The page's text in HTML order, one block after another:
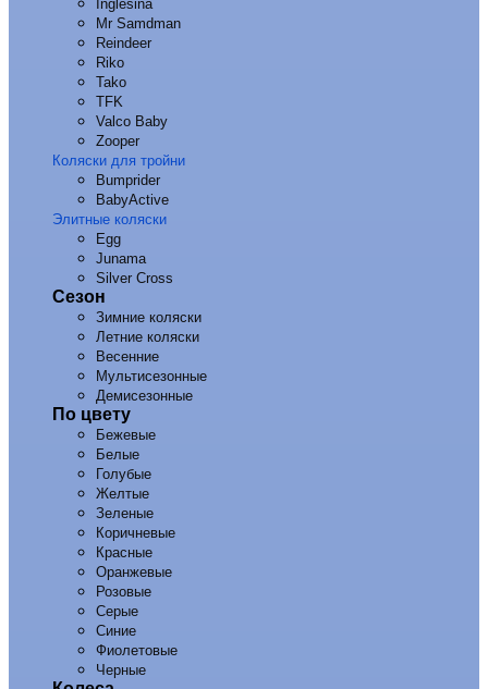
Inglesina
Mr Samdman
Reindeer
Riko
Tako
TFK
Valco Baby
Zooper
Коляски для тройни
Bumprider
BabyActive
Элитные коляски
Egg
Junama
Silver Cross
Сезон
Зимние коляски
Летние коляски
Весенние
Мультисезонные
Демисезонные
По цвету
Бежевые
Белые
Голубые
Желтые
Зеленые
Коричневые
Красные
Оранжевые
Розовые
Серые
Синие
Фиолетовые
Черные